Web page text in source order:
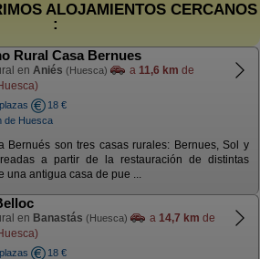
ALOJAMIENTOS CERCANOS
:
Rural Casa Bernues
en Aniés (Huesca) a 11,6 km de
18 €
de Huesca
Bernués son tres casas rurales: Bernues, Sol y
a partir de la restauración de distintas
una antigua casa de pue ...
en Banastás (Huesca) a 14,7 km de
18 €